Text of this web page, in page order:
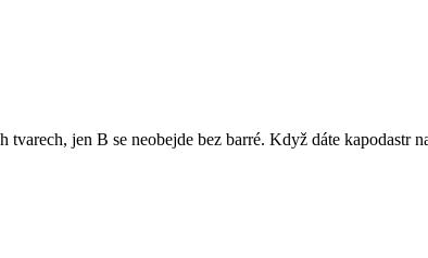
jen B se neobejde bez barré. Když dáte kapodastr